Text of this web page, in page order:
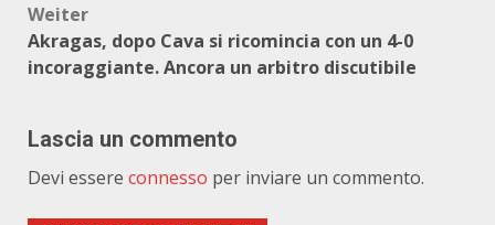
Weiter
Akragas, dopo Cava si ricomincia con un 4-0
incoraggiante. Ancora un arbitro discutibile
Lascia un commento
Devi essere connesso per inviare un commento.